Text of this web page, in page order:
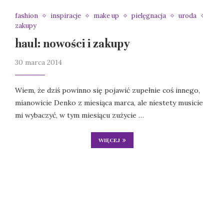
fashion inspiracje make up pielęgnacja
uroda
zakupy
haul: nowości i zakupy
30 marca 2014
Wiem, że dziś powinno się pojawić zupełnie coś innego,
mianowicie Denko z miesiąca marca, ale niestety musicie
mi wybaczyć, w tym miesiącu zużycie …
WIĘCEJ